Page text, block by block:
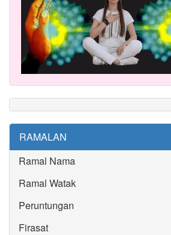
RAMALAN
Ramal Nama
Ramal Watak
Peruntungan
Firasat